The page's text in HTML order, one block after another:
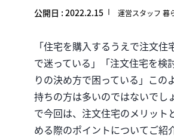
公開日 : 2022.2.15 運営スタッフ 暮
「住宅を購入するうえで注文住
で迷っている」
「注文住宅を検
りの決め方で困っている」 この
持ちの方は多いのではないでし
で今回は、注文住宅のメリット
める際のポイントについてご紹